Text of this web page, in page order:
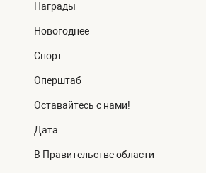
Награды
Новогоднее
Спорт
Оперштаб
Оставайтесь с нами!
Дата
В Правительстве области